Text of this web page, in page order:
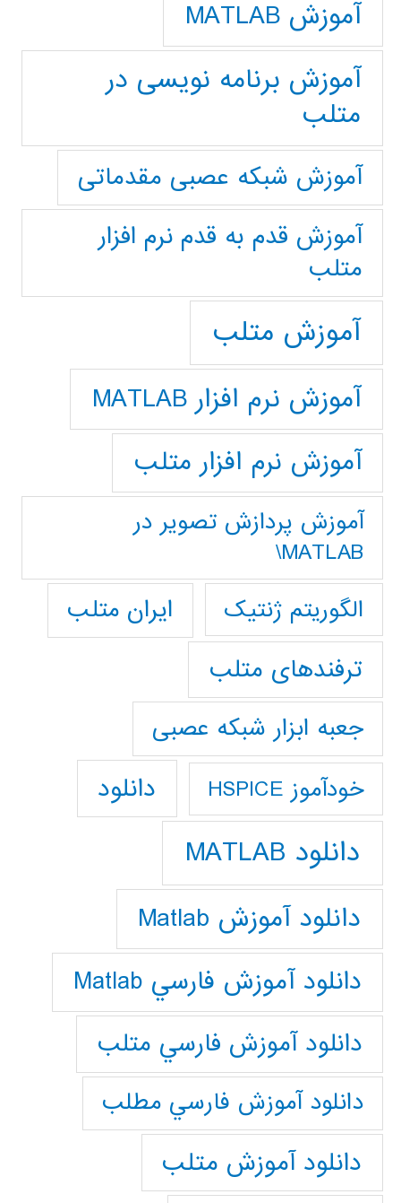
آموزش MATLAB
آموزش برنامه نویسی در
متلب
آموزش شبکه عصبی مقدماتی
آموزش قدم به قدم نرم افزار
متلب
آموزش متلب
آموزش نرم افزار MATLAB
آموزش نرم افزار متلب
آموزش پردازش تصوير در
MATLAB\
الگوریتم ژنتیک
ایران متلب
ترفندهای متلب
جعبه ابزار شبکه عصبی
خودآموز HSPICE دانلود
دانلود MATLAB
دانلود آموزش Matlab
دانلود آموزش فارسي Matlab
دانلود آموزش فارسي متلب
دانلود آموزش فارسي مطلب
دانلود آموزش متلب